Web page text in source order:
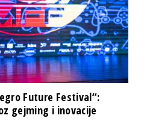
Future Festival“:
gejming i inovacije